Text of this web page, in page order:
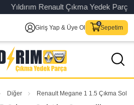
Yıldırım Renault Çıkma Yedek Parça
Giriş Yap & Üye Ol Sepetim
Diğer Renault Megane 1 1.5 Çıkma Sol